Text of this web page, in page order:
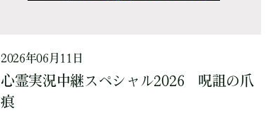
2026年06月11日
心霊実況中継スペシャル2026 呪詛の爪
痕